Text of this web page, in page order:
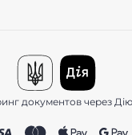
документов через Дію